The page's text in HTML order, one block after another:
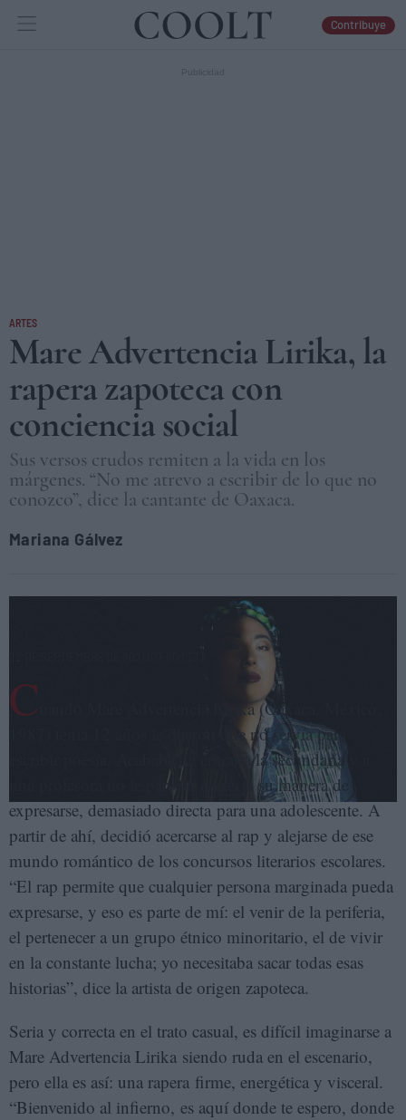
IDEAS
Contribuye
ARTES
Mare Advertencia Lirika, la
rapera zapoteca con
conciencia social
Sus versos crudos remiten a la vida en los
márgenes. “No me atrevo a escribir de lo que no
conozco”, dice la cantante de Oaxaca.
Mariana Gálvez
La rapera mexicana de origen zapoteca Mare Advertencia Lirika. CARO
C uando Mare Advertencia Lirika (Oaxaca, México,
1987) tenía 12 años le dijeron que no servía para
escribir poesía. Acababa de entrar a la secundaria y a
una profesora no le pareció correcta su manera de
expresarse, demasiado directa para una adolescente. A
partir de ahí, decidió acercarse al rap y alejarse de ese
mundo romántico de los concursos literarios escolares.
“El rap permite que cualquier persona marginada pueda
expresarse, y eso es parte de mí: el venir de la periferia,
el pertenecer a un grupo étnico minoritario, el de vivir
en la constante lucha; yo necesitaba sacar todas esas
historias”, dice la artista de origen zapoteca.
Seria y correcta en el trato casual, es difícil imaginarse a
Mare Advertencia Lirika siendo ruda en el escenario,
pero ella es así: una rapera firme, energética y visceral.
“Bienvenido al infierno, es aquí donde te espero, donde